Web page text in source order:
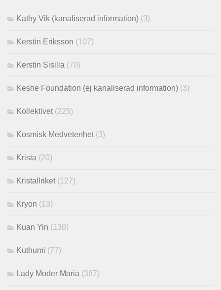
Kathy Vik (kanaliserad information) (3)
Kerstin Eriksson (107)
Kerstin Sisilla (70)
Keshe Foundation (ej kanaliserad information) (3)
Kollektivet (225)
Kosmisk Medvetenhet (3)
Krista (20)
Kristallriket (127)
Kryon (13)
Kuan Yin (130)
Kuthumi (77)
Lady Moder Maria (387)